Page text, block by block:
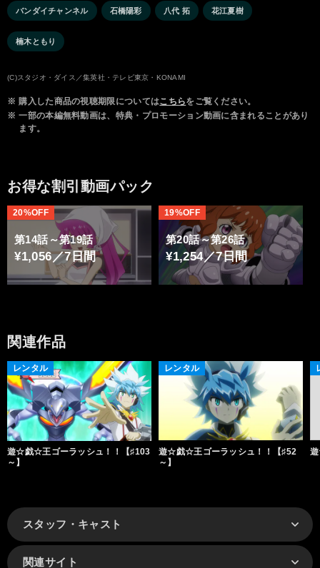
バンダイチャンネル 石橋陽彩 八代 拓 花江夏樹
楠木ともり
(C)スタジオ・ダイス／集英社・テレビ東京・KONAMI
※ 購入した商品の視聴期限についてはこちらをご覧ください。
※ 一部の本編無料動画は、特典・プロモーション動画に含まれることがあり
ます。
お得な割引動画パック
第14話～第19話
¥1,056／7日間
20%OFF
第20話～第26話
¥1,254／7日間
19%OFF
関連作品
レンタル
遊☆戯☆王ゴーラッシュ！！【♯103
～】
レンタル
遊☆戯☆王ゴーラッシュ！！【♯52
～】
スタッフ・キャスト
関連サイト